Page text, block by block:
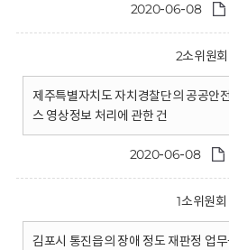
2020-06-08
2소위원회
제주특별자치도 자치경찰단의 공공안
스 영상정보 처리에 관한 건
2020-06-08
1소위원회
김포시 통진읍의 장애 정도 재판정 업